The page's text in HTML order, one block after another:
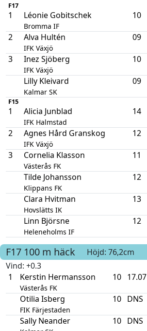
F17
1 Léonie Gobitschek
Bromma IF
10
2 Alva Hultén
IFK Växjö
09
3 Inez Sjöberg
IFK Växjö
10
Lilly Kleivard
Kalmar SK
09
F15
1 Alicia Junblad
IFK Halmstad
14
2 Agnes Hård Granskog
IFK Växjö
12
3 Cornelia Klasson
Västerås FK
11
Tilde Johansson
Klippans FK
12
Clara Hvitman
Hovslätts IK
13
Linn Björsne
Heleneholms IF
12
F17 100 m häck Höjd: 76,2cm
Vind: +0.3
1
Kerstin Hermansson
Västerås FK
10 17.07
Otilia Isberg
FIK Färjestaden
10 DNS
Sally Neander 10 DNS